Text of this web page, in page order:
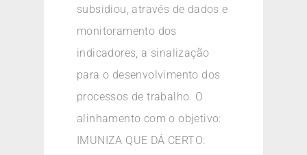
subsidiou, através de dados e
monitoramento dos
indicadores, a sinalização
para o desenvolvimento dos
processos de trabalho. O
alinhamento com o objetivo:
IMUNIZA QUE DÁ CERTO: